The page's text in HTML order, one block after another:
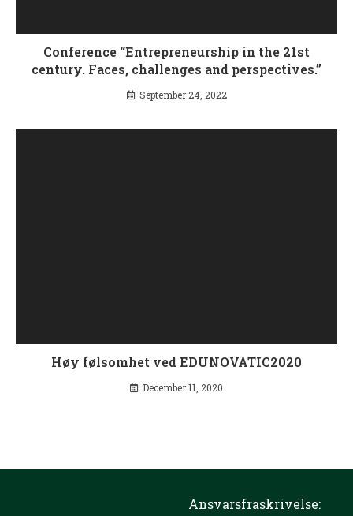
Conference “Entrepreneurship in the 21st
century. Faces, challenges and perspectives.”
September 24, 2022
Høy følsomhet ved EDUNOVATIC2020
December 11, 2020
Ansvarsfraskrivelse: